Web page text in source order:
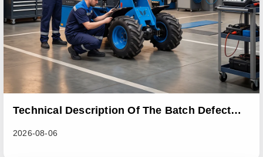
Technical Description Of The Batch Defect
2026-08-06